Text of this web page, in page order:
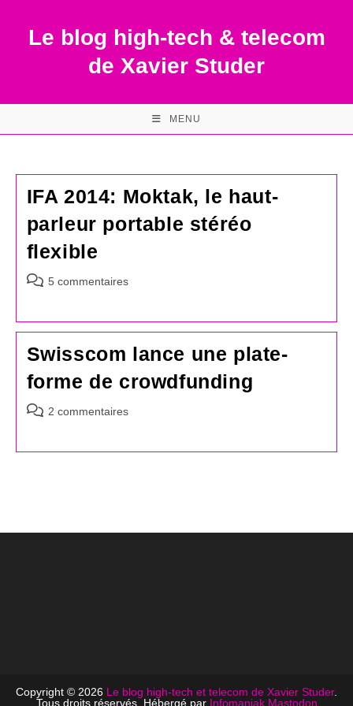
contentLe blog high-tech & telecom
de Xavier Studer
MENU
IFA 2014: Moktak, le haut-
parleur portable stéréo
flexible
Commentaires
publication :
5 commentaires
Swisscom lance une plate-
forme de crowdfunding
Commentaires
2 commentaires
Copyright © 2026 Le blog high-tech et telecom de Xavier Studer.
Tous droits réservés. Hébergé par Infomaniak Mastodon